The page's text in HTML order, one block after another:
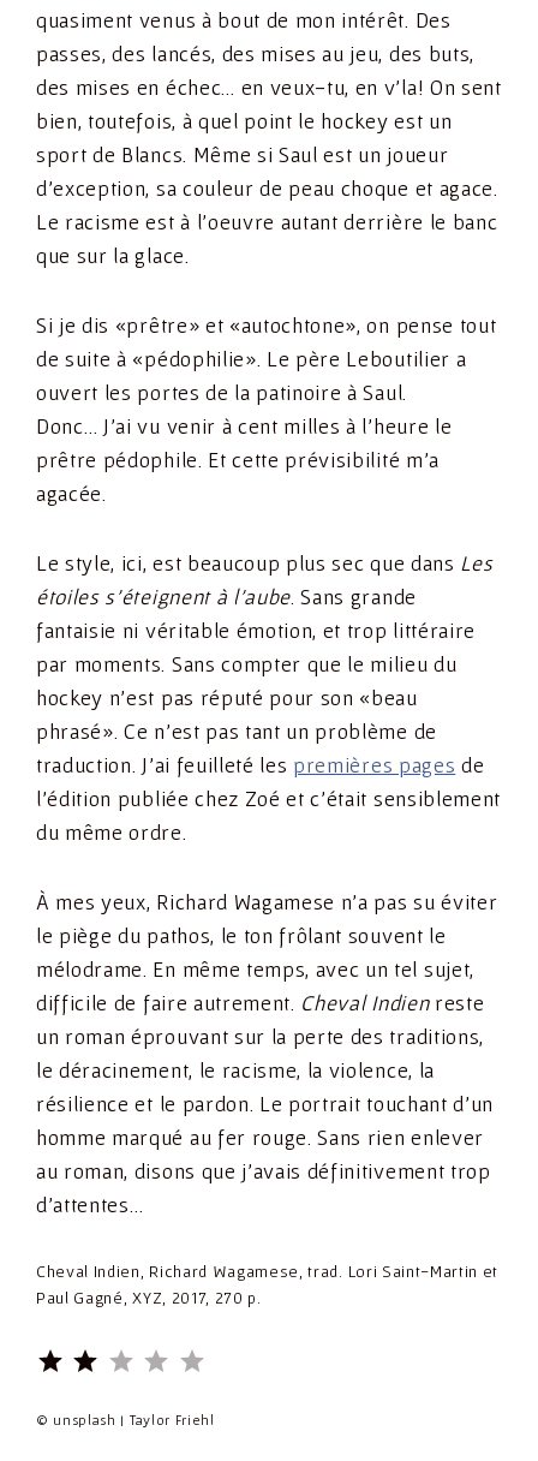
quasiment venus à bout de mon intérêt. Des
passes, des lancés, des mises au jeu, des buts,
des mises en échec… en veux-tu, en v’la! On sent
bien, toutefois, à quel point le hockey est un
sport de Blancs. Même si Saul est un joueur
d’exception, sa couleur de peau choque et agace.
Le racisme est à l’oeuvre autant derrière le banc
que sur la glace.
Si je dis «prêtre» et «autochtone», on pense tout
de suite à «pédophilie». Le père Leboutilier a
ouvert les portes de la patinoire à Saul.
Donc… J’ai vu venir à cent milles à l’heure le
prêtre pédophile. Et cette prévisibilité m’a
agacée.
Le style, ici, est beaucoup plus sec que dans Les
étoiles s’éteignent à l’aube . Sans grande
fantaisie ni véritable émotion, et trop littéraire
par moments. Sans compter que le milieu du
hockey n’est pas réputé pour son «beau
phrasé». Ce n’est pas tant un problème de
traduction. J’ai feuilleté les premières pages de
l’édition publiée chez Zoé et c’était sensiblement
du même ordre.
À mes yeux, Richard Wagamese n’a pas su éviter
le piège du pathos, le ton frôlant souvent le
mélodrame. En même temps, avec un tel sujet,
difficile de faire autrement. Cheval Indienreste
un roman éprouvant sur la perte des traditions,
le déracinement, le racisme, la violence, la
résilience et le pardon. Le portrait touchant d’un
homme marqué au fer rouge. Sans rien enlever
au roman, disons que j’avais définitivement trop
d’attentes…
Cheval Indien, Richard Wagamese, trad. Lori Saint-Martin et
Paul Gagné, XYZ, 2017, 270 p.
⭐⭐
© unsplash | Taylor Friehl